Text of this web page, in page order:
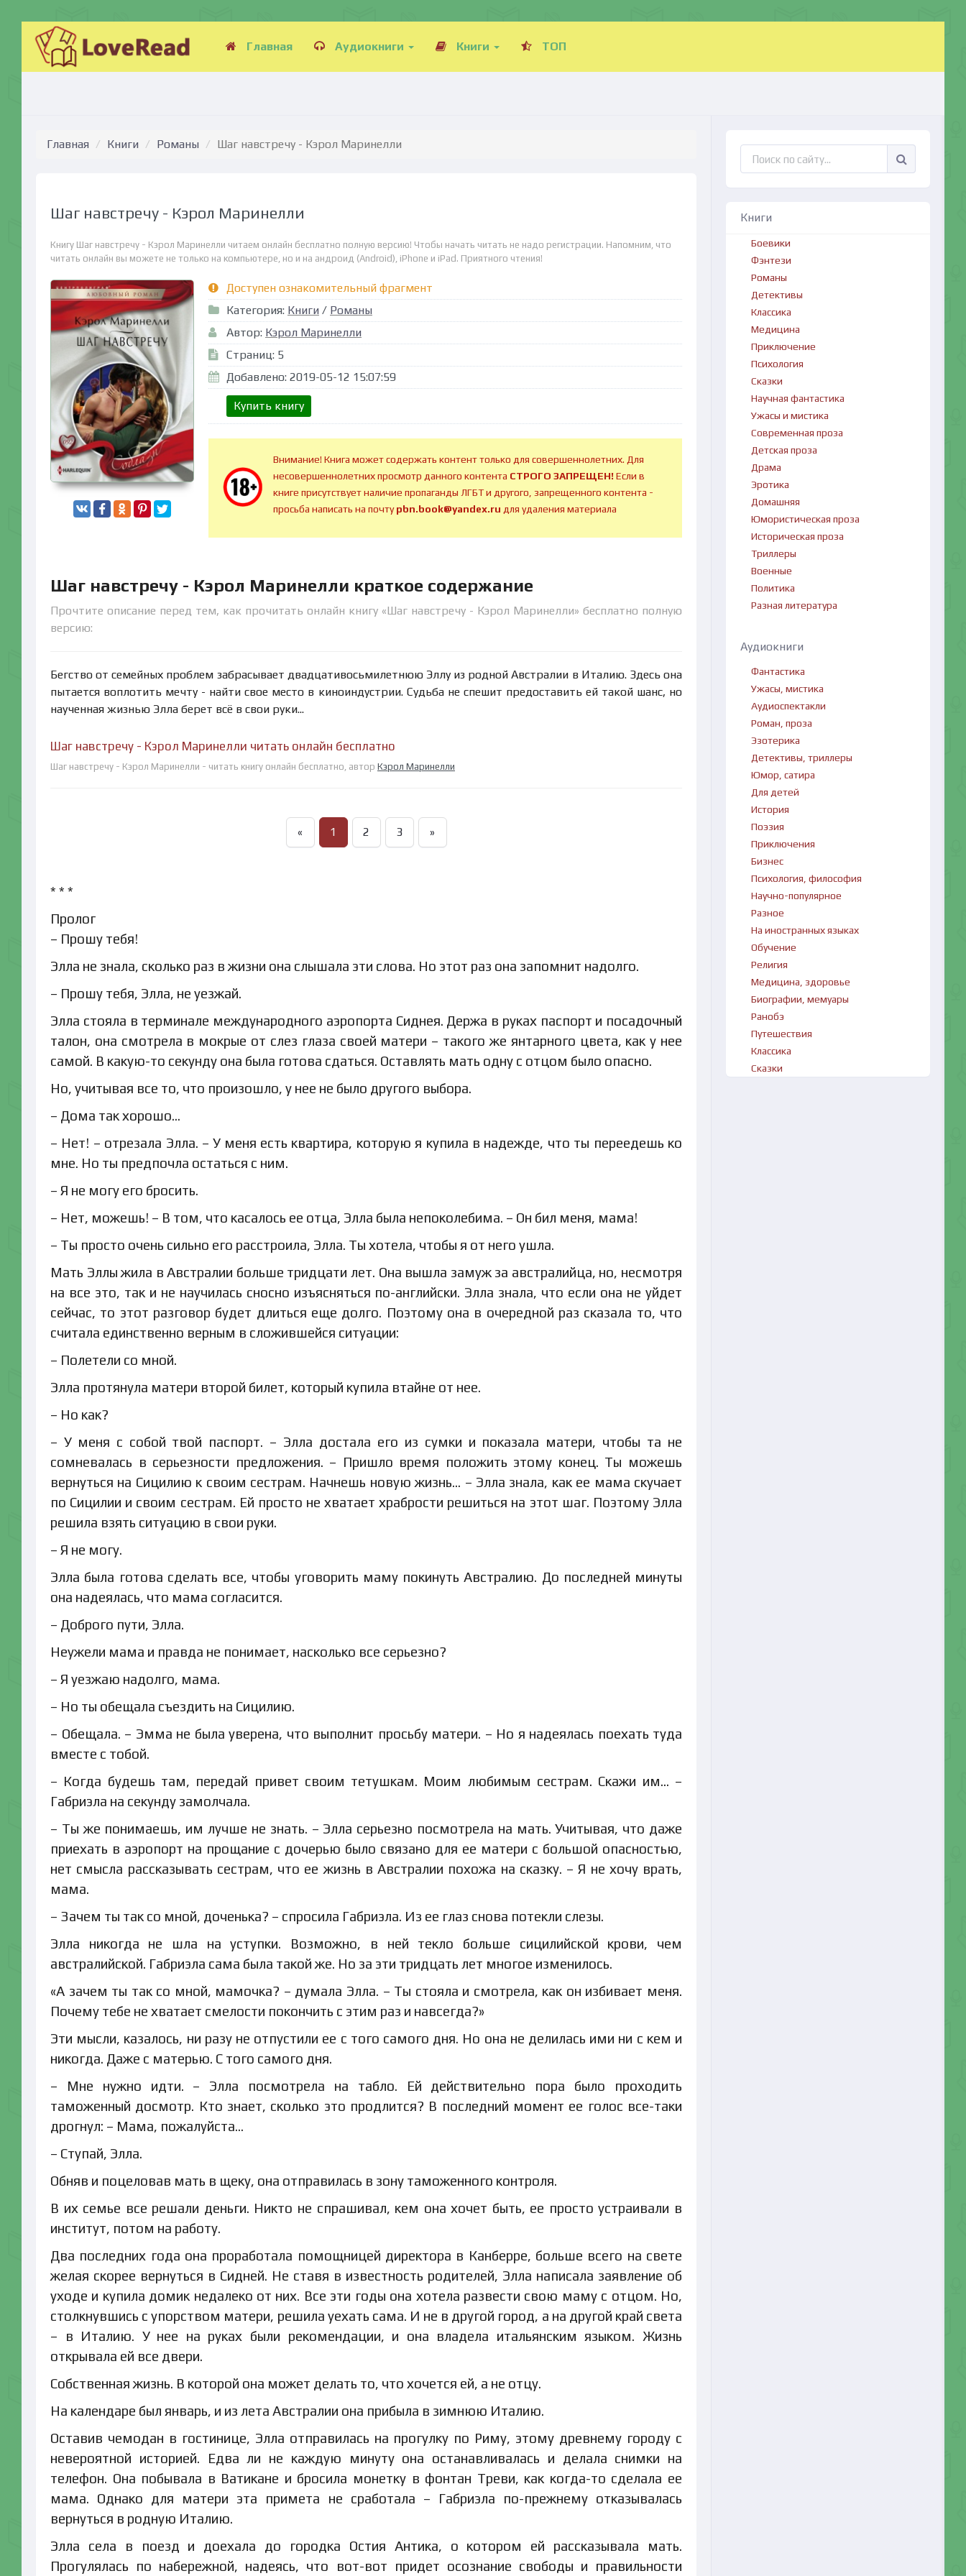
Главная Аудиокниги Книги ТОП
Главная Книги Романы Шаг навстречу - Кэрол Маринелли
Шаг навстречу - Кэрол Маринелли
Книгу Шаг навстречу - Кэрол Маринелли читаем онлайн бесплатно полную версию! Чтобы начать читать не надо регистрации. Напомним, что
читать онлайн вы можете не только на компьютере, но и на андроид (Android), iPhone и iPad. Приятного чтения!
Доступен ознакомительный фрагмент
Категория: Книги / Романы
Автор: Кэрол Маринелли
Страниц: 5
Добавлено: 2019-05-12 15:07:59
Купить книгу
Внимание! Книга может содержать контент только для совершеннолетних. Для
несовершеннолетних просмотр данного контента СТРОГО ЗАПРЕЩЕН!Если в
книге присутствует наличие пропаганды ЛГБТ и другого, запрещенного контента -
просьба написать на почтуpbn.book@yandex.ru для удаления материала
Шаг навстречу - Кэрол Маринелли краткое содержание
Прочтите описание перед тем, как прочитать онлайн книгу «Шаг навстречу - Кэрол Маринелли» бесплатно полную
версию:
Бегство от семейных проблем забрасывает двадцативосьмилетнюю Эллу из родной Австралии в Италию. Здесь она
пытается воплотить мечту - найти свое место в киноиндустрии. Судьба не спешит предоставить ей такой шанс, но
наученная жизнью Элла берет всё в свои руки...
Шаг навстречу - Кэрол Маринелли читать онлайн бесплатно
Шаг навстречу - Кэрол Маринелли - читать книгу онлайн бесплатно, автор Кэрол Маринелли
« 1 2 3 »
* * *
Пролог
– Прошу тебя!
Элла не знала, сколько раз в жизни она слышала эти слова. Но этот раз она запомнит надолго.
– Прошу тебя, Элла, не уезжай.
Элла стояла в терминале международного аэропорта Сиднея. Держа в руках паспорт и посадочный
талон, она смотрела в мокрые от слез глаза своей матери – такого же янтарного цвета, как у нее
самой. В какую-то секунду она была готова сдаться. Оставлять мать одну с отцом было опасно.
Но, учитывая все то, что произошло, у нее не было другого выбора.
– Дома так хорошо…
– Нет! – отрезала Элла. – У меня есть квартира, которую я купила в надежде, что ты переедешь ко
мне. Но ты предпочла остаться с ним.
– Я не могу его бросить.
– Нет, можешь! – В том, что касалось ее отца, Элла была непоколебима. – Он бил меня, мама!
– Ты просто очень сильно его расстроила, Элла. Ты хотела, чтобы я от него ушла.
Мать Эллы жила в Австралии больше тридцати лет. Она вышла замуж за австралийца, но, несмотря
на все это, так и не научилась сносно изъясняться по-английски. Элла знала, что если она не уйдет
сейчас, то этот разговор будет длиться еще долго. Поэтому она в очередной раз сказала то, что
считала единственно верным в сложившейся ситуации:
– Полетели со мной.
Элла протянула матери второй билет, который купила втайне от нее.
– Но как?
– У меня с собой твой паспорт. – Элла достала его из сумки и показала матери, чтобы та не
сомневалась в серьезности предложения. – Пришло время положить этому конец. Ты можешь
вернуться на Сицилию к своим сестрам. Начнешь новую жизнь… – Элла знала, как ее мама скучает
по Сицилии и своим сестрам. Ей просто не хватает храбрости решиться на этот шаг. Поэтому Элла
решила взять ситуацию в свои руки.
– Я не могу.
Элла была готова сделать все, чтобы уговорить маму покинуть Австралию. До последней минуты
она надеялась, что мама согласится.
– Доброго пути, Элла.
Неужели мама и правда не понимает, насколько все серьезно?
– Я уезжаю надолго, мама.
– Но ты обещала съездить на Сицилию.
– Обещала. – Эмма не была уверена, что выполнит просьбу матери. – Но я надеялась поехать туда
вместе с тобой.
– Когда будешь там, передай привет своим тетушкам. Моим любимым сестрам. Скажи им… –
Габриэла на секунду замолчала.
– Ты же понимаешь, им лучше не знать. – Элла серьезно посмотрела на мать. Учитывая, что даже
приехать в аэропорт на прощание с дочерью было связано для ее матери с большой опасностью,
нет смысла рассказывать сестрам, что ее жизнь в Австралии похожа на сказку. – Я не хочу врать,
мама.
– Зачем ты так со мной, доченька? – спросила Габриэла. Из ее глаз снова потекли слезы.
Элла никогда не шла на уступки. Возможно, в ней текло больше сицилийской крови, чем
австралийской. Габриэла сама была такой же. Но за эти тридцать лет многое изменилось.
«А зачем ты так со мной, мамочка? – думала Элла. – Ты стояла и смотрела, как он избивает меня.
Почему тебе не хватает смелости покончить с этим раз и навсегда?»
Эти мысли, казалось, ни разу не отпустили ее с того самого дня. Но она не делилась ими ни с кем и
никогда. Даже с матерью. С того самого дня.
– Мне нужно идти. – Элла посмотрела на табло. Ей действительно пора было проходить
таможенный досмотр. Кто знает, сколько это продлится? В последний момент ее голос все-таки
дрогнул: – Мама, пожалуйста…
– Ступай, Элла.
Обняв и поцеловав мать в щеку, она отправилась в зону таможенного контроля.
В их семье все решали деньги. Никто не спрашивал, кем она хочет быть, ее просто устраивали в
институт, потом на работу.
Два последних года она проработала помощницей директора в Канберре, больше всего на свете
желая скорее вернуться в Сидней. Не ставя в известность родителей, Элла написала заявление об
уходе и купила домик недалеко от них. Все эти годы она хотела развести свою маму с отцом. Но,
столкнувшись с упорством матери, решила уехать сама. И не в другой город, а на другой край света
– в Италию. У нее на руках были рекомендации, и она владела итальянским языком. Жизнь
открывала ей все двери.
Собственная жизнь. В которой она может делать то, что хочется ей, а не отцу.
На календаре был январь, и из лета Австралии она прибыла в зимнюю Италию.
Оставив чемодан в гостинице, Элла отправилась на прогулку по Риму, этому древнему городу с
невероятной историей. Едва ли не каждую минуту она останавливалась и делала снимки на
телефон. Она побывала в Ватикане и бросила монетку в фонтан Треви, как когда-то сделала ее
мама. Однако для матери эта примета не сработала – Габриэла по-прежнему отказывалась
вернуться в родную Италию.
Элла села в поезд и доехала до городка Остия Антика, о котором ей рассказывала мать.
Прогулялась по набережной, надеясь, что вот-вот придет осознание свободы и правильности
Книги
Боевики
Фэнтези
Романы
Детективы
Классика
Медицина
Приключение
Психология
Сказки
Научная фантастика
Ужасы и мистика
Современная проза
Детская проза
Драма
Эротика
Домашняя
Юмористическая проза
Историческая проза
Триллеры
Военные
Политика
Разная литература
Аудиокниги
Фантастика
Ужасы, мистика
Аудиоспектакли
Роман, проза
Эзотерика
Детективы, триллеры
Юмор, сатира
Для детей
История
Поэзия
Приключения
Бизнес
Психология, философия
Научно-популярное
Разное
На иностранных языках
Обучение
Религия
Медицина, здоровье
Биографии, мемуары
Ранобэ
Путешествия
Классика
Сказки